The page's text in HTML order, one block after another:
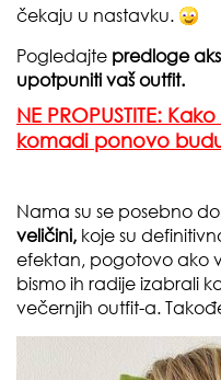
čekaju u nastavku.
Pogledajte predloge
upotpuniti vaš outfit.
NE PROPUSTITE:
komadi ponovo
Nama su se posebno
veličini, koje su
efektan, pogotovo ako
bismo ih radije izabrali
večernjih outfit-a.